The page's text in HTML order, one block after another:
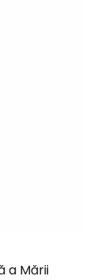
a Mării